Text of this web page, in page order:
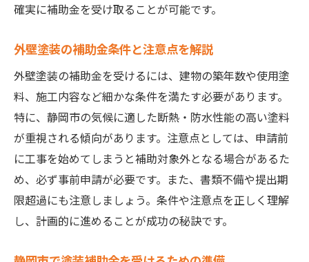
確実に補助金を受け取ることが可能です。
外壁塗装の補助金条件と注意点を解説
外壁塗装の補助金を受けるには、建物の築年数や使用塗
料、施工内容など細かな条件を満たす必要があります。
特に、静岡市の気候に適した断熱・防水性能の高い塗料
が重視される傾向があります。注意点としては、申請前
に工事を始めてしまうと補助対象外となる場合があるた
め、必ず事前申請が必要です。また、書類不備や提出期
限超過にも注意しましょう。条件や注意点を正しく理解
し、計画的に進めることが成功の秘訣です。